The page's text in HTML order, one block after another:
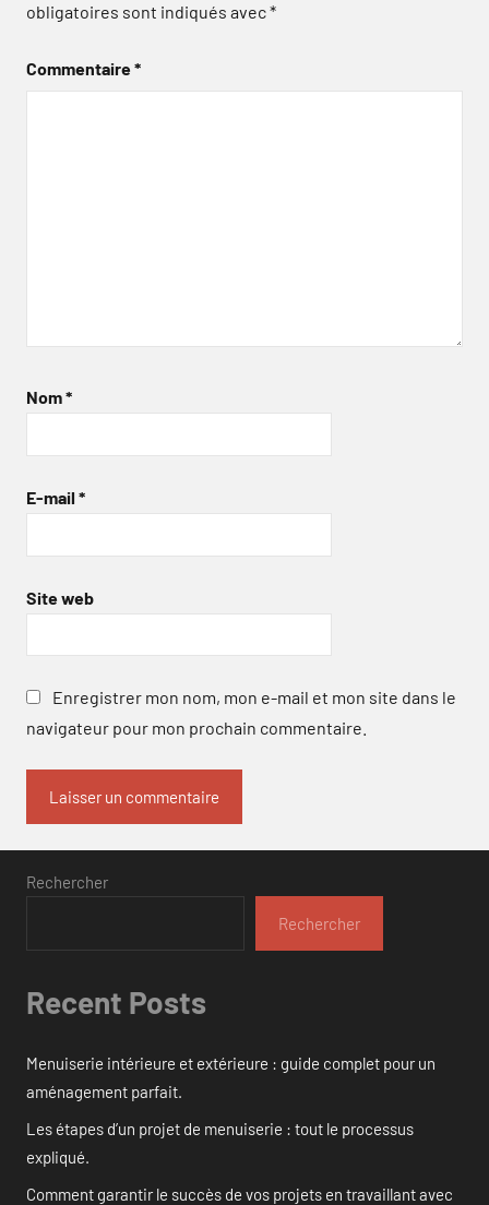
obligatoires sont indiqués avec*
Commentaire*
Nom*
E-mail *
Site web
Enregistrer mon nom, mon e-mail et mon site dans le
navigateur pour mon prochain commentaire.
Rechercher
Rechercher
Recent Posts
Menuiserie intérieure et extérieure : guide complet pour un
aménagement parfait.
Les étapes d’un projet de menuiserie : tout le processus
expliqué.
Comment garantir le succès de vos projets en travaillant avec